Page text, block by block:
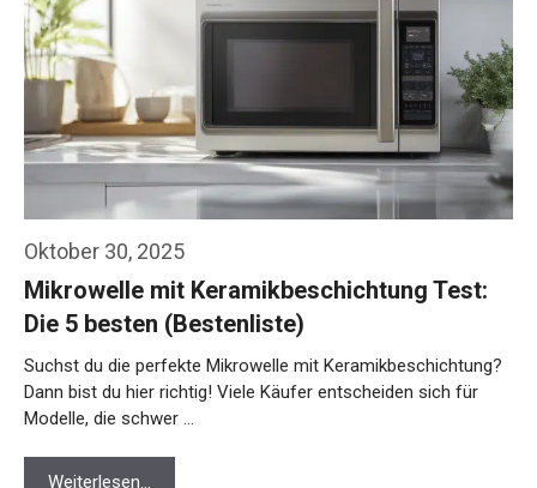
Oktober 30, 2025
Mikrowelle mit Keramikbeschichtung Test:
Die 5 besten (Bestenliste)
Suchst du die perfekte Mikrowelle mit Keramikbeschichtung?
Dann bist du hier richtig! Viele Käufer entscheiden sich für
Modelle, die schwer …
Weiterlesen…